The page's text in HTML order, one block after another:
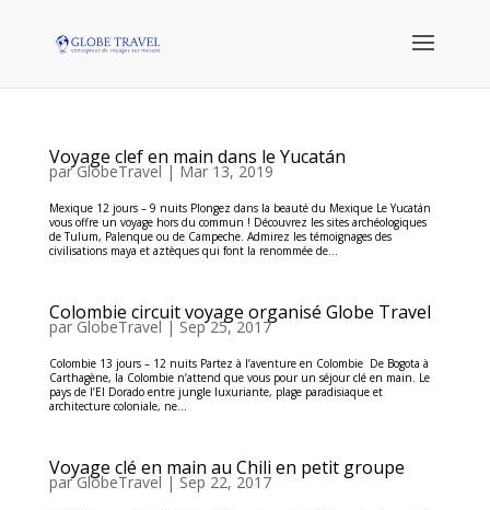
Voyage clef en main dans le Yucatán
parGlobeTravel | Mar 13, 2019
Mexique 12 jours – 9 nuits Plongez dans la beauté du Mexique Le Yucatán
vous offre un voyage hors du commun ! Découvrez les sites archéologiques
de Tulum, Palenque ou de Campeche. Admirez les témoignages des
civilisations maya et aztèques qui font la renommée de...
Colombie circuit voyage organisé Globe Travel
par GlobeTravel | Sep 25, 2017
Colombie 13 jours – 12 nuits Partez à l’aventure en Colombie De Bogota à
Carthagène, la Colombie n’attend que vous pour un séjour clé en main. Le
pays de l’El Dorado entre jungle luxuriante, plage paradisiaque et
architecture coloniale, ne...
Voyage clé en main au Chili en petit groupe
parGlobeTravel | Sep 22, 2017